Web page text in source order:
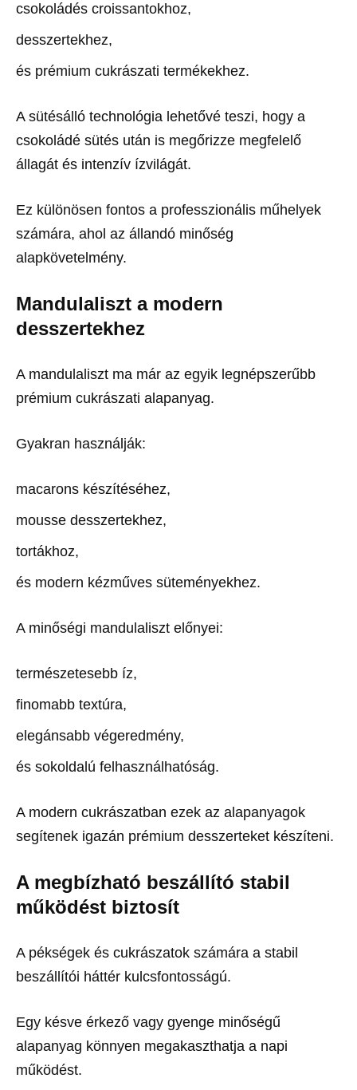
csokoládés croissantokhoz,
desszertekhez,
és prémium cukrászati termékekhez.
A sütésálló technológia lehetővé teszi, hogy a
csokoládé sütés után is megőrizze megfelelő
állagát és intenzív ízvilágát.
Ez különösen fontos a professzionális műhelyek
számára, ahol az állandó minőség
alapkövetelmény.
Mandulaliszt a modern
desszertekhez
A mandulaliszt ma már az egyik legnépszerűbb
prémium cukrászati alapanyag.
Gyakran használják:
macarons készítéséhez,
mousse desszertekhez,
tortákhoz,
és modern kézműves süteményekhez.
A minőségi mandulaliszt előnyei:
természetesebb íz,
finomabb textúra,
elegánsabb végeredmény,
és sokoldalú felhasználhatóság.
A modern cukrászatban ezek az alapanyagok
segítenek igazán prémium desszerteket készíteni.
A megbízható beszállító stabil
működést biztosít
A pékségek és cukrászatok számára a stabil
beszállítói háttér kulcsfontosságú.
Egy késve érkező vagy gyenge minőségű
alapanyag könnyen megakaszthatja a napi
működést.